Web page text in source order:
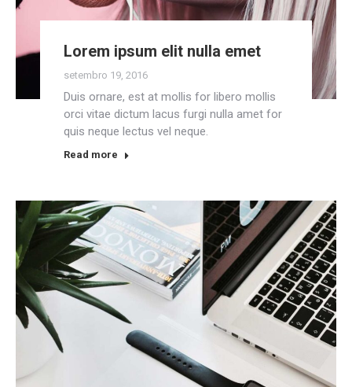
Lorem ipsum elit nulla emet
setembro 19, 2016
Duis ornare, est at mollis for libero mollis
orci vitae dictum lacus furgi nulla amet for
quis neque lectus vel neque.
Read more